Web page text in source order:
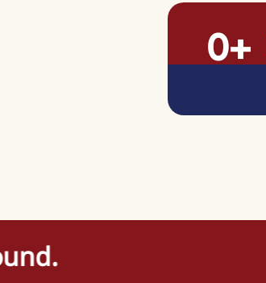
0+